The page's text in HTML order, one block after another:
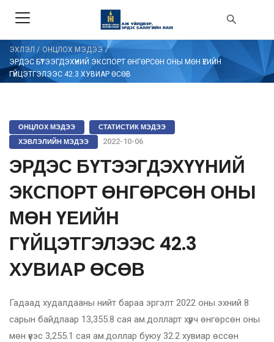
ЭХЛЭЛ / ОНЦЛОХ МЭДЭЭ/
ЭРДЭС БҮТЭЭГДЭХҮҮНИЙ ЭКСПОРТ ӨНГӨРСӨН ОНЫ МӨН ҮЕИЙН
ГҮЙЦЭТГЭЛЭЭС 42.3 ХУВИАР ӨСӨВ
ОНЦЛОХ МЭДЭЭ
СТАТИСТИК МЭДЭЭ
ХЭВЛЭЛИЙН МЭДЭЭ
2022-10-06
ЭРДЭС БҮТЭЭГДЭХҮҮНИЙ
ЭКСПОРТ ӨНГӨРСӨН ОНЫ
МӨН ҮЕИЙН
ГҮЙЦЭТГЭЛЭЭС 42.3
ХУВИАР ӨСӨВ
Гадаад худалдааны нийт бараа эргэлт 2022 оны эхний 8
сарын байдлаар 13,355.8 сая ам.долларт хүрч өнгөрсөн оны
мөн үеэс 3,255.1 сая ам.доллар буюу 32.2 хувиар өссөн